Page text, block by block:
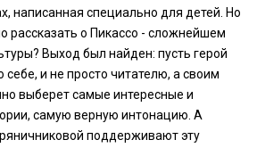
написанная специально для детей. Но
рассказать о Пикассо - сложнейшем
Выход был найден: пусть герой
себе, и не просто читателю, а своим
выберет самые интересные и
самую верную интонацию. А
поддерживают эту